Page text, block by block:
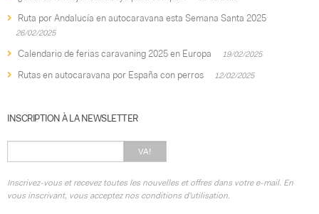
Ruta por Andalucía en autocaravana esta Semana Santa 2025
26/02/2025
Calendario de ferias caravaning 2025 en Europa 19/02/2025
Rutas en autocaravana por España con perros 12/02/2025
INSCRIPTION À LA NEWSLETTER
VA!
Inscrivez-vous et recevez toutes les nouvelles et offres dans votre e-mail. En
vous inscrivant, vous acceptez nos conditions d'utilisation.